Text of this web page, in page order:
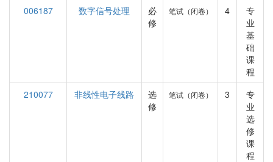
006187
数字信号处理
必
修
笔试（闭卷） 4
专
业
基
础
课
程
210077
非线性电子线路
选
修
笔试（闭卷） 3
专
业
选
修
课
程